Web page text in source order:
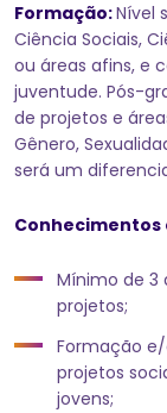
Formação:Nível
Ciência Sociais,
ou áreas afins, e
juventude. Pós-
de projetos e
Gênero,
será um
Conhecimentos
Mínimo de 3
projetos;
Formação
projetos
jovens;